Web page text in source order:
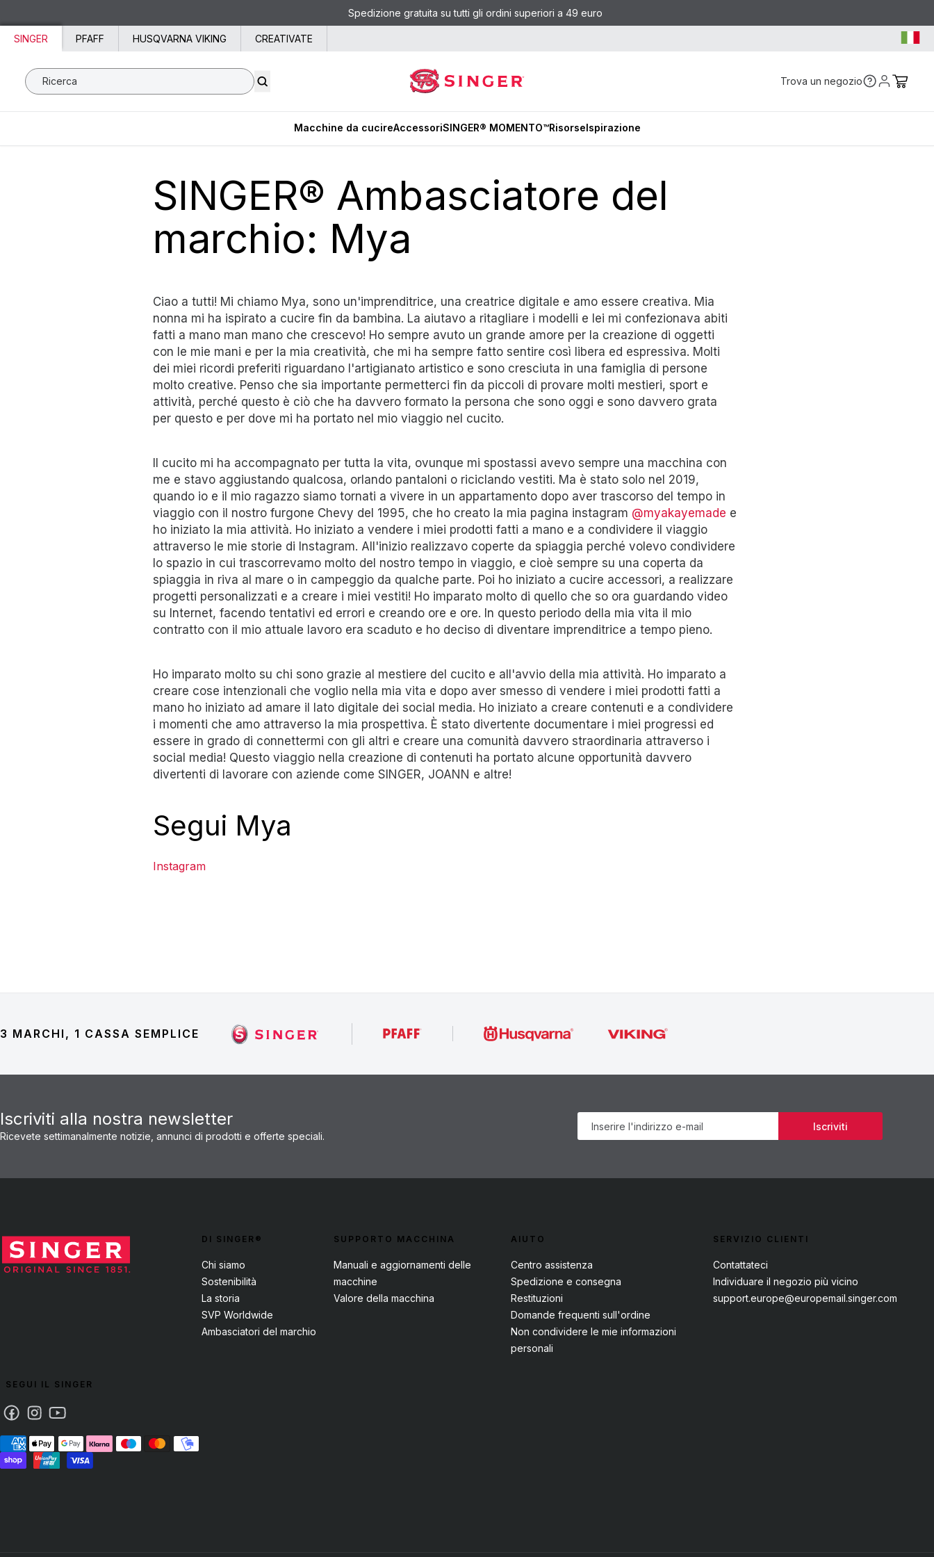
Spedizione gratuita su tutti gli ordini superiori a 49 euro
SINGER PFAFF HUSQVARNA VIKING CREATIVATE
Ricerca SVP Worldwide Trova un negozio
Macchine da cucireAccessoriSINGER® MOMENTO™RisorseIspirazione
SINGER® Ambasciatore del
marchio: Mya
Ciao a tutti! Mi chiamo Mya, sono un'imprenditrice, una creatrice digitale e amo essere creativa. Mia
nonna mi ha ispirato a cucire fin da bambina. La aiutavo a ritagliare i modelli e lei mi confezionava abiti
fatti a mano man mano che crescevo! Ho sempre avuto un grande amore per la creazione di oggetti
con le mie mani e per la mia creatività, che mi ha sempre fatto sentire così libera ed espressiva. Molti
dei miei ricordi preferiti riguardano l'artigianato artistico e sono cresciuta in una famiglia di persone
molto creative. Penso che sia importante permetterci fin da piccoli di provare molti mestieri, sport e
attività, perché questo è ciò che ha davvero formato la persona che sono oggi e sono davvero grata
per questo e per dove mi ha portato nel mio viaggio nel cucito.
Il cucito mi ha accompagnato per tutta la vita, ovunque mi spostassi avevo sempre una macchina con
me e stavo aggiustando qualcosa, orlando pantaloni o riciclando vestiti. Ma è stato solo nel 2019,
quando io e il mio ragazzo siamo tornati a vivere in un appartamento dopo aver trascorso del tempo in
viaggio con il nostro furgone Chevy del 1995, che ho creato la mia pagina instagram @myakayemade e
ho iniziato la mia attività. Ho iniziato a vendere i miei prodotti fatti a mano e a condividere il viaggio
attraverso le mie storie di Instagram. All'inizio realizzavo coperte da spiaggia perché volevo condividere
lo spazio in cui trascorrevamo molto del nostro tempo in viaggio, e cioè sempre su una coperta da
spiaggia in riva al mare o in campeggio da qualche parte. Poi ho iniziato a cucire accessori, a realizzare
progetti personalizzati e a creare i miei vestiti! Ho imparato molto di quello che so ora guardando video
su Internet, facendo tentativi ed errori e creando ore e ore. In questo periodo della mia vita il mio
contratto con il mio attuale lavoro era scaduto e ho deciso di diventare imprenditrice a tempo pieno.
Ho imparato molto su chi sono grazie al mestiere del cucito e all'avvio della mia attività. Ho imparato a
creare cose intenzionali che voglio nella mia vita e dopo aver smesso di vendere i miei prodotti fatti a
mano ho iniziato ad amare il lato digitale dei social media. Ho iniziato a creare contenuti e a condividere
i momenti che amo attraverso la mia prospettiva. È stato divertente documentare i miei progressi ed
essere in grado di connettermi con gli altri e creare una comunità davvero straordinaria attraverso i
social media! Questo viaggio nella creazione di contenuti ha portato alcune opportunità davvero
divertenti di lavorare con aziende come SINGER, JOANN e altre!
Segui Mya
Instagram
3 MARCHI, 1 CASSA SEMPLICE
Iscriviti alla nostra newsletter
Ricevete settimanalmente notizie, annunci di prodotti e offerte speciali.
Iscriviti
SEGUI IL SINGER
Facebook
InstagramYoutube
DI SINGER®
Chi siamo
Sostenibilità
La storia
SVP Worldwide
Ambasciatori del marchio
SUPPORTO MACCHINA
Manuali e aggiornamenti delle
macchine
Valore della macchina
AIUTO
Centro assistenza
Spedizione e consegna
Restituzioni
Domande frequenti sull'ordine
Non condividere le mie informazioni
personali
SERVIZIO CLIENTI
Contattateci
Individuare il negozio più vicino
support.europe@europemail.singer.com